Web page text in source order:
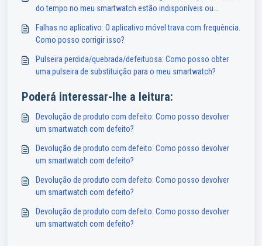
do tempo no meu smartwatch estão indisponíveis ou
Falhas no aplicativo: O aplicativo móvel trava com frequência.
Como posso corrigir isso?
Pulseira perdida/quebrada/defeituosa: Como posso obter
uma pulseira de substituição para o meu smartwatch?
Poderá interessar-lhe a leitura:
Devolução de produto com defeito: Como posso devolver
um smartwatch com defeito?
Devolução de produto com defeito: Como posso devolver
um smartwatch com defeito?
Devolução de produto com defeito: Como posso devolver
um smartwatch com defeito?
Devolução de produto com defeito: Como posso devolver
um smartwatch com defeito?